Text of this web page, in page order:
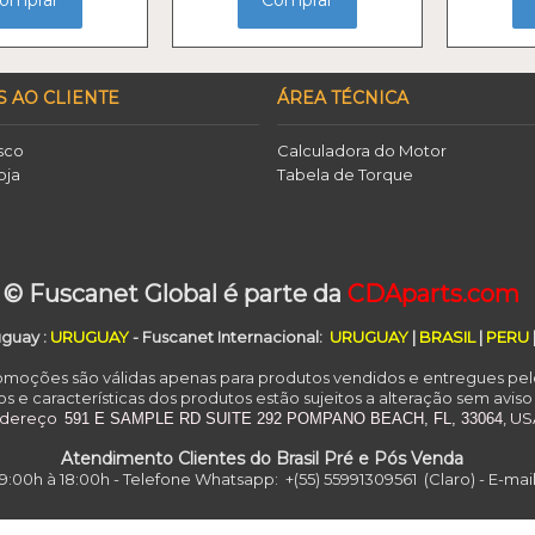
AO CLIENTE ÁREA TÉCNICA
Calculadora do Motor
Tabela de Torque
© Fuscanet Global é parte da CDAparts.com
: URUGUAY- Fuscanet Internacional: URUGUAY| BRASIL| PERU
são válidas apenas para produtos vendidos e entregues
e características dos produtos estão sujeitos a alteração sem
591 E SAMPLE RD SUITE 292 POMPANO BEACH, FL, 33064 ,
Atendimento Clientes do Brasil Pré e Pós Venda
à 18:00h - Telefone Whatsapp: +(55) 55991309561 (Claro) - E-